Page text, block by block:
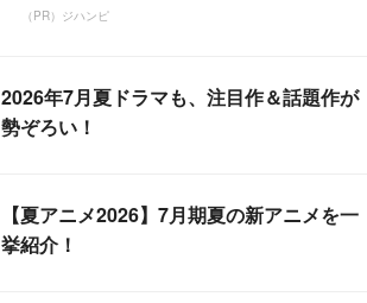
（PR）ジハンピ
2026年7月夏ドラマも、注目作＆話題作が
勢ぞろい！
【夏アニメ2026】7月期夏の新アニメを一
挙紹介！